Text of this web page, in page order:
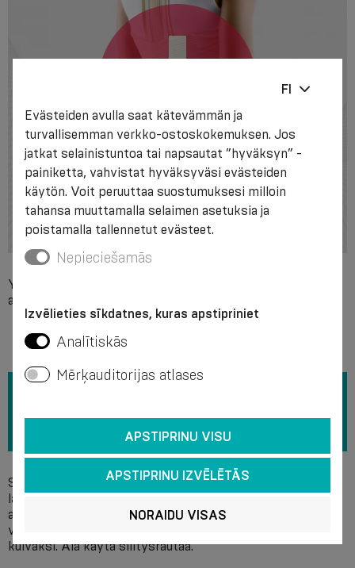
Yksittäinen yhteensopimattomuus valmisteen minkään
ainesosan kanssa, vaikeat paikalliset ihosairaudet.
Suosittelemme pesua käsin saippualiuoksessa + 40 °C:n
lämpötilassa ilman valkaisuaineita. Älä käytä kemiallisia
aineita puhdistukseen. Huuhtelun jälkeen purista vedet
varovasti käsin, älä vääntele äläkä linkoa. Levitä tuote
kuivaksi. Älä käytä silitysrautaa.
FI
Evästeiden avulla saat kätevämmän ja
turvallisemman verkko-ostoskokemuksen. Jos
jatkat selainistuntoa tai napsautat ”hyväksyn” -
painiketta, vahvistat hyväksyväsi evästeiden
käytön. Voit peruuttaa suostumuksesi milloin
tahansa muuttamalla selaimen asetuksia ja
poistamalla tallennetut evästeet.
Nepieciešamās
Izvēlieties sīkdatnes, kuras apstipriniet
Analītiskās
Mērķauditorijas atlases
APSTIPRINU VISU
APSTIPRINU IZVĒLĒTĀS
NORAIDU VISAS